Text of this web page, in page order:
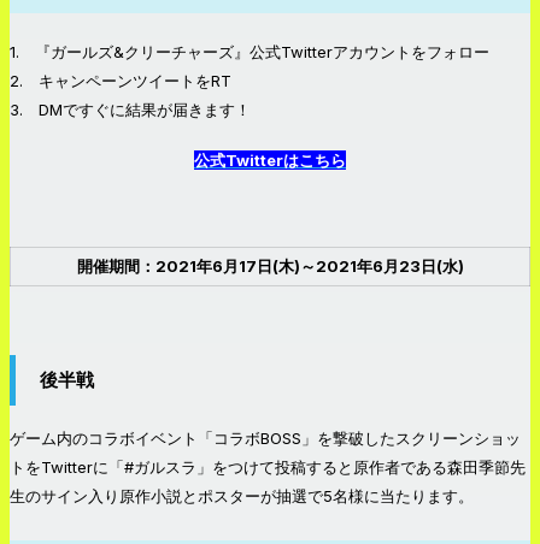
1. 『ガールズ&クリーチャーズ』公式Twitterアカウントをフォロー
2. キャンペーンツイートをRT
3. DMですぐに結果が届きます！
公式Twitterはこちら
開催期間：2021年6月17日(木)～2021年6月23日(水)
後半戦
ゲーム内のコラボイベント「コラボBOSS」を撃破したスクリーンショッ
トをTwitterに「#ガルスラ」をつけて投稿すると原作者である森田季節先
生のサイン入り原作小説とポスターが抽選で5名様に当たります。